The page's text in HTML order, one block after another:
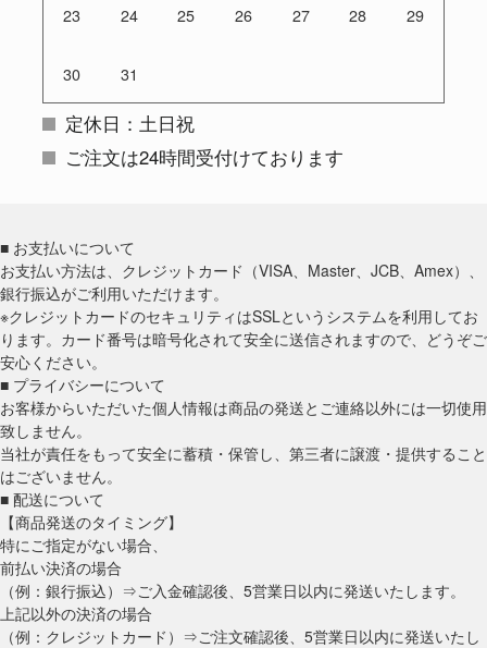
23 24 25 26 27 28 29
30 31
定休日：土日祝
ご注文は24時間受付けております
■ お支払いについて
お支払い方法は、クレジットカード（VISA、Master、JCB、Amex）、
銀行振込がご利用いただけます。
※クレジットカードのセキュリティはSSLというシステムを利用してお
ります。カード番号は暗号化されて安全に送信されますので、どうぞご
安心ください。
■ プライバシーについて
お客様からいただいた個人情報は商品の発送とご連絡以外には一切使用
致しません。
当社が責任をもって安全に蓄積・保管し、第三者に譲渡・提供すること
はございません。
■ 配送について
【商品発送のタイミング】
特にご指定がない場合、
前払い決済の場合
（例：銀行振込）⇒ご入金確認後、5営業日以内に発送いたします。
上記以外の決済の場合
（例：クレジットカード）⇒ご注文確認後、5営業日以内に発送いたし